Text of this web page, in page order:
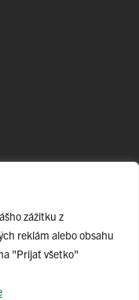
zážitku z
reklám alebo obsahu
"Prijať všetko"